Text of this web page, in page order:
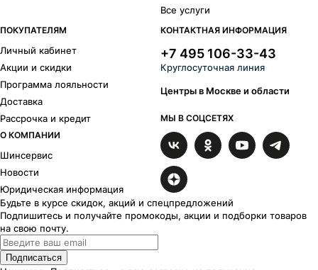
Все услуги
ПОКУПАТЕЛЯМ
Личный кабинет
Акции и скидки
Программа лояльности
Доставка
Рассрочка и кредит
О КОМПАНИИ
Шинсервис
Новости
Юридическая информация
КОНТАКТНАЯ ИНФОРМАЦИЯ
+7 495 106-33-43
Круглосуточная линия
Центры в Москве и области
МЫ В СОЦСЕТЯХ
Будьте в курсе скидок, акций и спецпредложений
Подпишитесь и получайте промокоды, акции и подборки товаров
на свою почту.
Подписаться